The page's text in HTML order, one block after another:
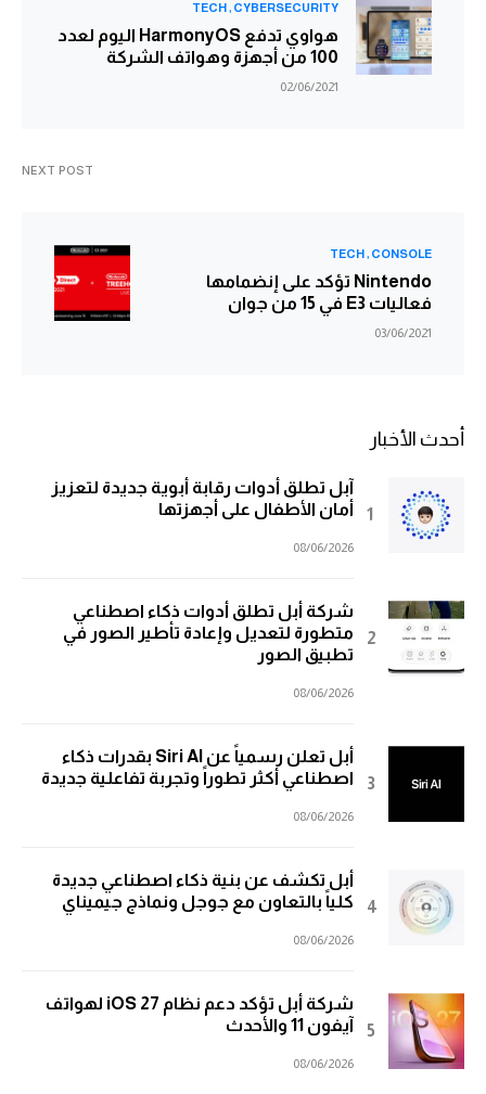
CYBERSECURITY
TECH
هواوي تدفع HarmonyOS اليوم لعدد
100 من أجهزة وهواتف الشركة
02/06/2021
NEXT POST
CONSOLE
TECH
Nintendo تؤكد على إنضمامها
فعاليات E3 في 15 من جوان
03/06/2021
أحدث الأخبار
آبل تطلق أدوات رقابة أبوية جديدة لتعزيز
أمان الأطفال على أجهزتها
08/06/2026
شركة أبل تطلق أدوات ذكاء اصطناعي
متطورة لتعديل وإعادة تأطير الصور في
تطبيق الصور
08/06/2026
أبل تعلن رسمياً عن Siri AI بقدرات ذكاء
اصطناعي أكثر تطوراً وتجربة تفاعلية جديدة
08/06/2026
أبل تكشف عن بنية ذكاء اصطناعي جديدة
كلياً بالتعاون مع جوجل ونماذج جيميناي
08/06/2026
شركة أبل تؤكد دعم نظام iOS 27 لهواتف
آيفون 11 والأحدث
08/06/2026